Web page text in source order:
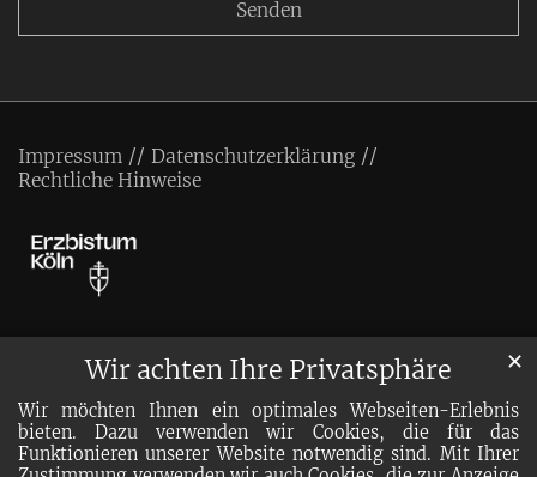
Wir achten Ihre Privatsphäre
Wir möchten Ihnen ein optimales Webseiten-Erlebnis
bieten. Dazu verwenden wir Cookies, die für das
Funktionieren unserer Website notwendig sind. Mit Ihrer
✕
Impressum
Datenschutzerklärung
Rechtliche Hinweise